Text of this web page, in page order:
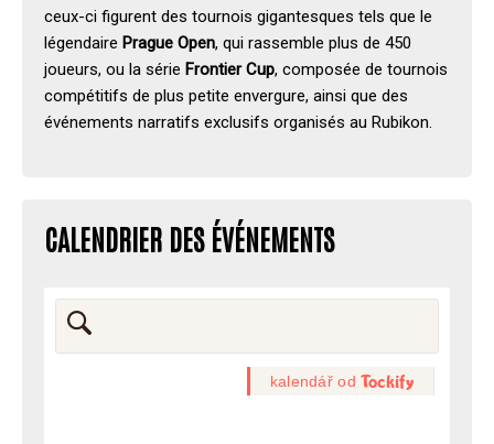
ceux-ci figurent des tournois gigantesques tels que le
légendaire Prague Open, qui rassemble plus de 450
joueurs, ou la série Frontier Cup, composée de tournois
compétitifs de plus petite envergure, ainsi que des
événements narratifs exclusifs organisés au Rubikon.
CALENDRIER DES ÉVÉNEMENTS